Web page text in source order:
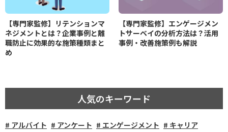
【専門家監修】リテンションマ
ネジメントとは？企業事例と離
職防止に効果的な施策種類まと
め
【専門家監修】エンゲージメン
トサーベイの分析方法は？活用
事例・改善施策例も解説
人気のキーワード
アルバイト アンケート エンゲージメント
キャリア